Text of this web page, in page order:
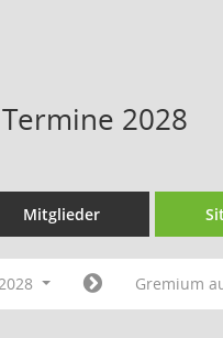
2028
Mitglieder
Gremium